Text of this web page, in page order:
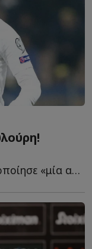
O Έλληνας επιθετικός πραγματοποίησε «μία από τις πιο ε...